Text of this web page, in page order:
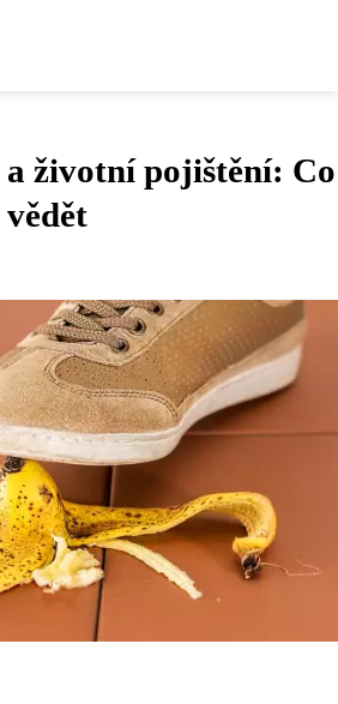
a životní pojištění: Co